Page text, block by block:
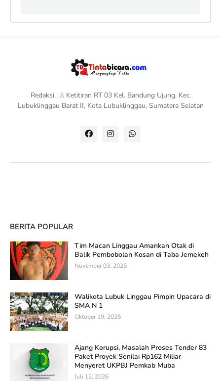
Redaksi : Jl Ketitiran RT 03 Kel. Bandung Ujung, Kec.
Lubuklinggau Barat II, Kota Lubuklinggau, Sumatera Selatan
BERITA POPULAR
Tim Macan Linggau Amankan Otak di
Balik Pembobolan Kosan di Taba Jemekeh
November 03, 2025
Walikota Lubuk Linggau Pimpin Upacara di
SMA N 1
Oktober 19, 2025
Ajang Korupsi, Masalah Proses Tender 83
Paket Proyek Senilai Rp162 Miliar
Menyeret UKPBJ Pemkab Muba
Juli 12, 2026